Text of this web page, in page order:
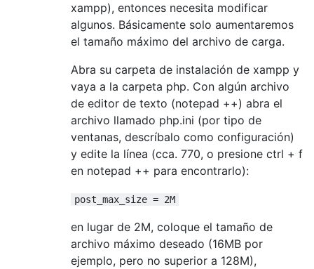
xampp), entonces necesita modificar
algunos. Básicamente solo aumentaremos
el tamaño máximo del archivo de carga.
Abra su carpeta de instalación de xampp y
vaya a la carpeta php. Con algún archivo
de editor de texto (notepad ++) abra el
archivo llamado php.ini (por tipo de
ventanas, descríbalo como configuración)
y edite la línea (cca. 770, o presione ctrl + f
en notepad ++ para encontrarlo):
post_max_size = 2M
en lugar de 2M, coloque el tamaño de
archivo máximo deseado (16MB por
ejemplo, pero no superior a 128M),